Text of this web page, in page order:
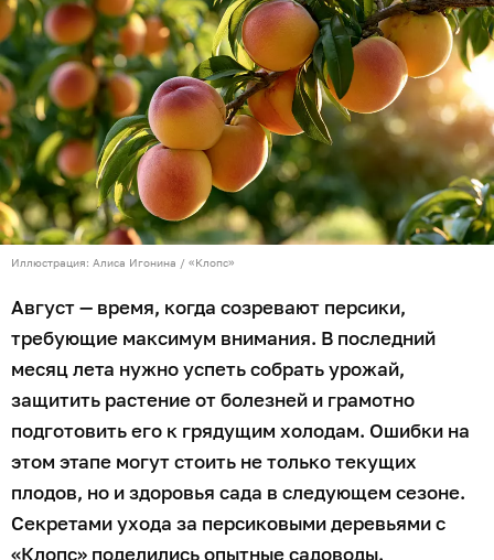
Иллюстрация: Алиса Игонина / «Клопс»
Август — время, когда созревают персики,
требующие максимум внимания. В последний
месяц лета нужно успеть собрать урожай,
защитить растение от болезней и грамотно
подготовить его к грядущим холодам. Ошибки на
этом этапе могут стоить не только текущих
плодов, но и здоровья сада в следующем сезоне.
Секретами ухода за персиковыми деревьями с
«Клопс» поделились опытные садоводы.